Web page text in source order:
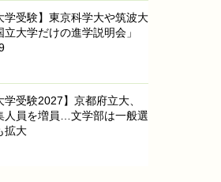
学受験】東京科学大や筑波大
立大学だけの進学説明会」
学受験2027】京都府立大、
人員を増員…文学部は一般選
拡大